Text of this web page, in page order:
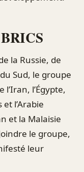
la Russie, de
Sud, le groupe
l’Iran, l’Égypte,
l’Arabie
et la Malaisie
le groupe,
leur